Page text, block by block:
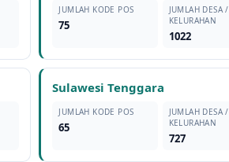
JUMLAH KODE POS
75
JUMLAH DESA /
KELURAHAN
1022
Sulawesi Tenggara
JUMLAH KODE POS
65
JUMLAH DESA /
KELURAHAN
727